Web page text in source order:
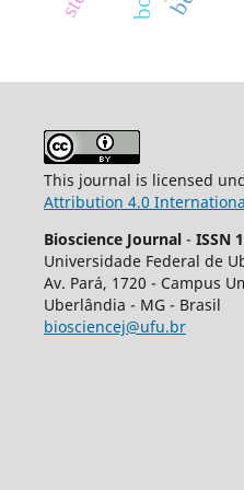
This journal is licensed
Attribution 4.0
Bioscience Journal - ISSN
Universidade Federal de
Av. Pará, 1720 - Campus
Uberlândia - MG - Brasil
biosciencej@ufu.br